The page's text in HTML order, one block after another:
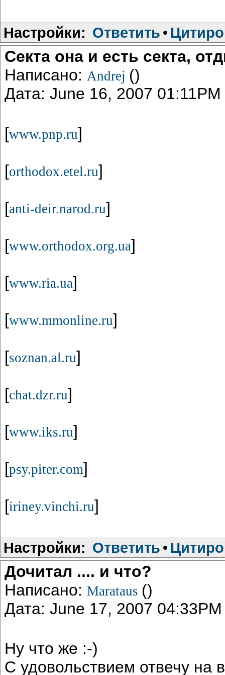
Настройки: Ответить •
Секта она и есть секта,
Написано: Andrej ()
Дата: June 16, 2007 01:11PM
[www.pnp.ru]
[orthodox.etel.ru]
[anti-deir.narod.ru]
[www.orthodox.org.ua]
[www.ria.ua]
[www.mmonline.ru]
[soznan.al.ru]
[chat.dzr.ru]
[www.iks.ru]
[psy.piter.com]
[iriney.vinchi.ru]
Настройки: Ответить •
Дочитал .... и что?
Написано: Marataus ()
Дата: June 17, 2007 04:33PM
Ну что же :-)
С удовольствием отвечу на